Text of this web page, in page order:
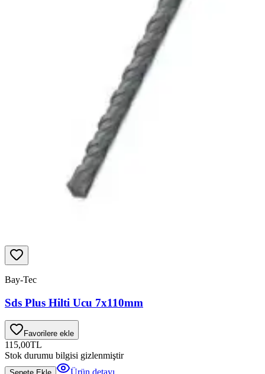
Bay-Tec
Sds Plus Hilti Ucu 7x110mm
Favorilere ekle
115,00TL
Stok durumu bilgisi gizlenmiştir